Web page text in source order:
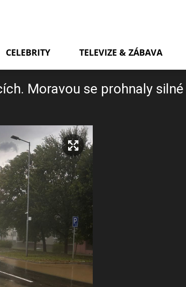
CELEBRITY TELEVIZE & ZÁBAVA
Moravou se prohnaly silné